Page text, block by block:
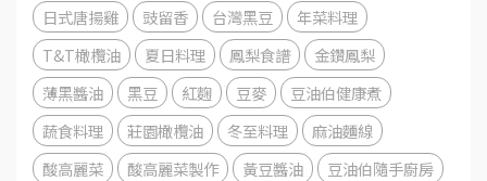
日式唐揚雞
豉留香 台灣黑豆
年菜料理
T&T橄欖油
夏日料理 鳳梨食譜
金鑽鳳梨
薄黑醬油
黑豆 紅麴 豆麥
豆油伯健康煮
蔬食料理
莊園橄欖油 冬至料理
麻油麵線
酸高麗菜
酸高麗菜製作 黃豆醬油
豆油伯隨手廚房